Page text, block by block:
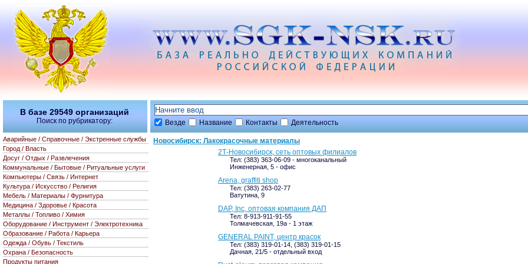
Везде Название Контакты Деятельность
Новосибирск: Лакокрасочные материалы
2Т-Новосибирск, сеть оптовых филиалов
Тел: (383) 363-06-09 - многоканальный
Инженерная, 5 - офис
Arena, graffiti shop
Тел: (383) 263-02-77
Ватутина, 9
DAP, Inc, оптовая компания ДАП
Тел: 8-913-911-91-55
Толмачевская, 19а - 1 этаж
GENERAL PAINT, центр красок
Тел: (383) 319-01-14, (383) 319-01-15
Дачная, 21/5 - отдельный вход
В базе 29549 организаций
Поиск по рубрикатору:
Аварийные / Справочные / Экстренные службы
Город / Власть
Досуг / Отдых / Развлечения
Коммунальные / Бытовые / Ритуальные услуги
Компьютеры / Связь / Интернет
Культура / Искусство / Религия
Мебель / Материалы / Фурнитура
Медицина / Здоровье / Красота
Металлы / Топливо / Химия
Оборудование / Инструмент / Электротехника
Образование / Работа / Карьера
Одежда / Обувь / Текстиль
Охрана / Безопасность
Продукты питания